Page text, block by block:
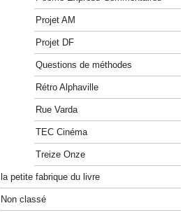
Projet AM
Projet DF
Questions de méthodes
Rétro Alphaville
Rue Varda
TEC Cinéma
Treize Onze
la petite fabrique du livre
Non classé